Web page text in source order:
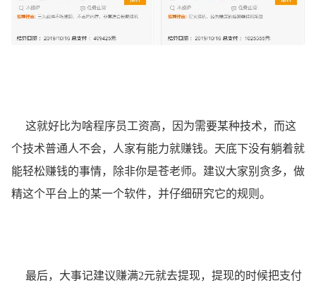
这就好比为啥程序员工资高，因为需要某种技术，而这
个技术普通人不会，人家有能力就赚钱。天底下没有躺着就
能轻松赚钱的事情，除非你是苍老师。建议大家别贪多，做
精这个平台上的某一个软件，并仔细研究它的规则。
最后，大事记建议赚满2元就去提现，提现的时候把支付